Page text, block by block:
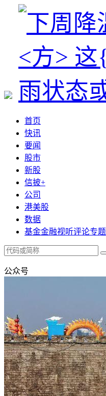
首页
快讯
要闻
股市
新股
信披+
公司
港美股
数据
基金金融视听评论专题
公众号